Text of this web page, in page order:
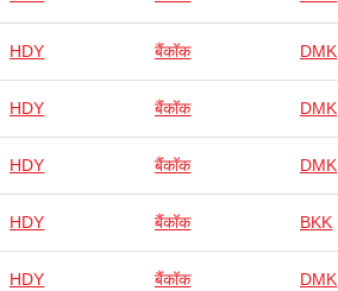
HDY बैंकॉक DMK
HDY बैंकॉक DMK
HDY बैंकॉक DMK
HDY बैंकॉक BKK
HDY बैंकॉक DMK